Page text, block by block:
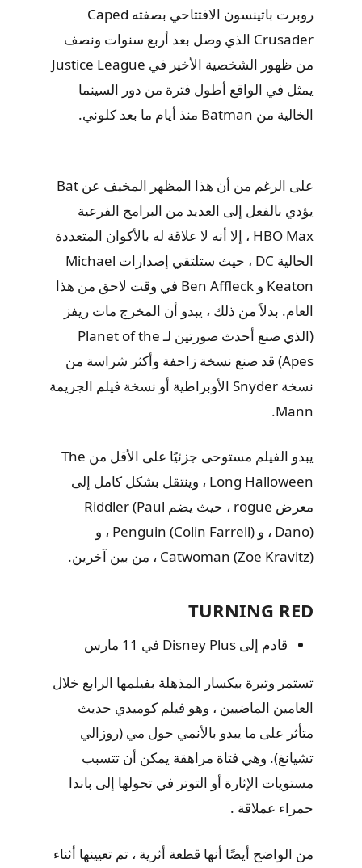
روبرت باتينسون الافتتاحي بصفته Caped
Crusader الذي وصل بعد أربع سنوات ونصف
من ظهور الشخصية الأخير في Justice League
يمثل في الواقع أطول فترة من دور السينما
الخالية من Batman منذ أيام ما بعد كلوني.
على الرغم من أن هذا المظهر المخيف عن Bat
يؤدي بالفعل إلى العديد من البرامج الفرعية
HBO Max ، إلا أنه لا علاقة له بالأكوان المتعددة
الحالية DC ، حيث ستلتقي إصدارات Michael
Keaton و Ben Affleck في وقت لاحق من هذا
العام. بدلاً من ذلك ، يبدو أن المخرج مات ريفز
(الذي صنع أحدث صورتين لـ Planet of the
Apes) قد صنع نسخة زاحفة وأكثر شراسة من
نسخة Snyder الأوبراطية أو نسخة فيلم الجريمة
Mann.
يبدو الفيلم مستوحى جزئيًا على الأقل من The
Long Halloween ، وينتقل بشكل كامل إلى
معرض rogue ، حيث يضم Riddler (Paul
Dano) ، و Penguin (Colin Farrell) ، و
Catwoman (Zoe Kravitz) ، من بين آخرين.
TURNING RED
قادم إلى Disney Plus في 11 مارس
تستمر وتيرة بيكسار المذهلة بفيلمها الرابع خلال
العامين الماضيين ، وهو فيلم كوميدي حديث
متأثر على ما يبدو بالأنمي حول مي (روزالي
تشيانغ). وهي فتاة مراهقة يمكن أن تتسبب
مستويات الإثارة أو التوتر في تحولها إلى باندا
حمراء عملاقة .
من الواضح أيضًا أنها قطعة أثرية ، تم تعيينها أثناء